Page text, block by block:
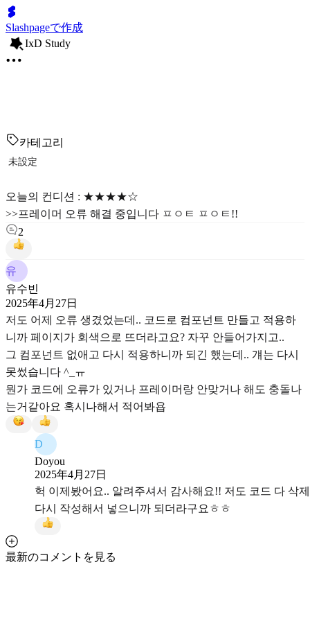
Slashpageで作成
IxD Study
카테고리
未設定
오늘의 컨디션 : ★★★★☆
>>프레이머 오류 해결 중입니다 ㅍㅇㅌ ㅍㅇㅌ!!
2
유
유수빈
2025年4月27日
저도 어제 오류 생겼었는데.. 코드로 컴포넌트 만들고 적용하
니까 페이지가 회색으로 뜨더라고요? 자꾸 안들어가지고..
그 컴포넌트 없애고 다시 적용하니까 되긴 했는데.. 걔는 다시
못썼습니다 ^_ㅠ
뭔가 코드에 오류가 있거나 프레이머랑 안맞거나 해도 충돌나
는거같아요 혹시나해서 적어봐욥
D
Doyou
2025年4月27日
헉 이제봤어요.. 알려주셔서 감사해요!! 저도 코드 다 삭
다시 작성해서 넣으니까 되더라구요ㅎㅎ
最新のコメントを見る